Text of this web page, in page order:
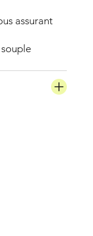
assurant